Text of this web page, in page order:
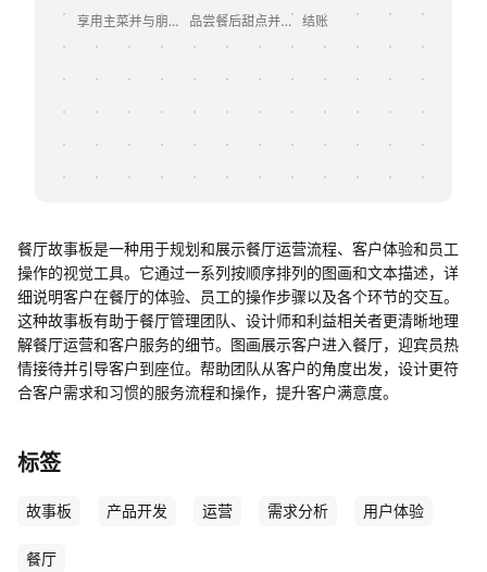
支持
餐厅故事板是一种用于规划和展示餐厅运营流程、客户体验和员工
操作的视觉工具。它通过一系列按顺序排列的图画和文本描述，详
细说明客户在餐厅的体验、员工的操作步骤以及各个环节的交互。
这种故事板有助于餐厅管理团队、设计师和利益相关者更清晰地理
解餐厅运营和客户服务的细节。图画展示客户进入餐厅，迎宾员热
情接待并引导客户到座位。帮助团队从客户的角度出发，设计更符
合客户需求和习惯的服务流程和操作，提升客户满意度。
标签
故事板 产品开发 运营 需求分析 用户体验
餐厅